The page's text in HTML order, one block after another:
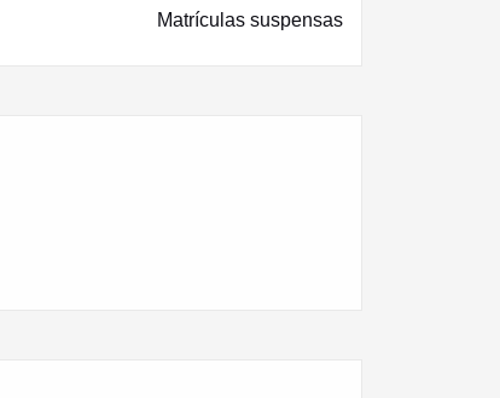
Matrículas suspensas